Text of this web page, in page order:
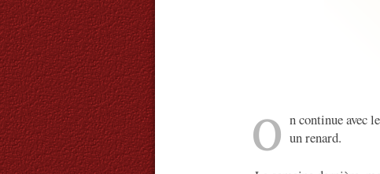
O n continue avec
un renard.